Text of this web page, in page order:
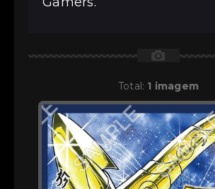
📷
Total: 1 imagem